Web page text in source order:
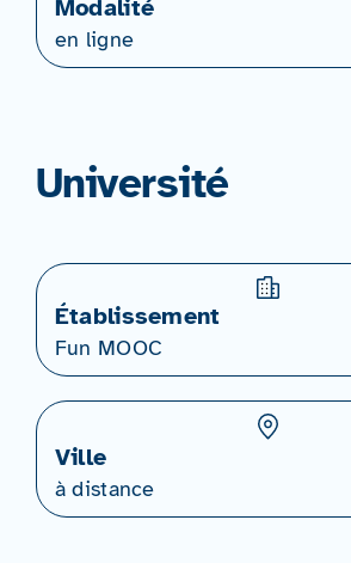
Modalité
en ligne
Université
Établissement
Fun MOOC
Ville
à distance